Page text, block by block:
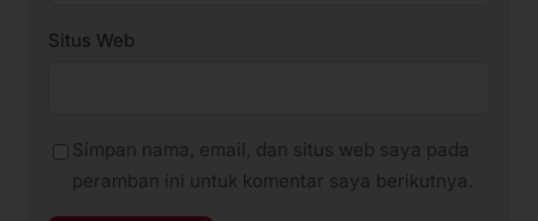
Situs Web
Simpan nama, email, dan situs web saya pada
peramban ini untuk komentar saya berikutnya.